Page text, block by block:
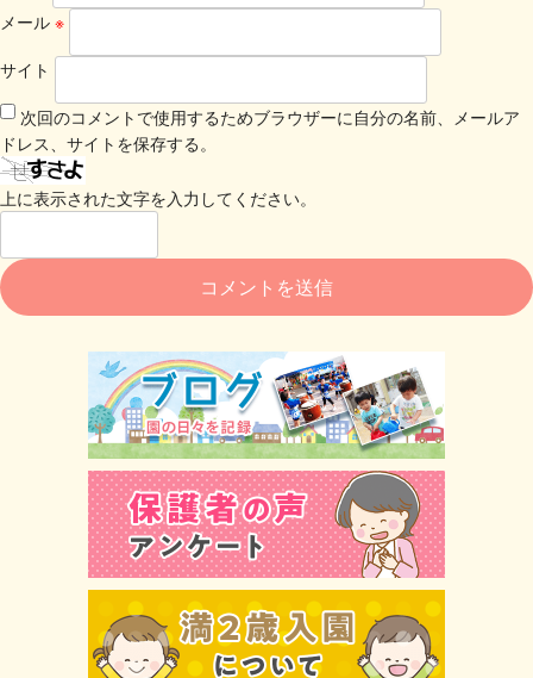
メール ※
サイト
次回のコメントで使用するためブラウザーに自分の名前、メールア
ドレス、サイトを保存する。
上に表示された文字を入力してください。